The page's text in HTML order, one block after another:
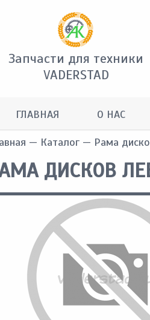
Запчасти для техники
VADERSTAD
ГЛАВНАЯ О НАС
— Каталог — Рама
ДИСКОВ